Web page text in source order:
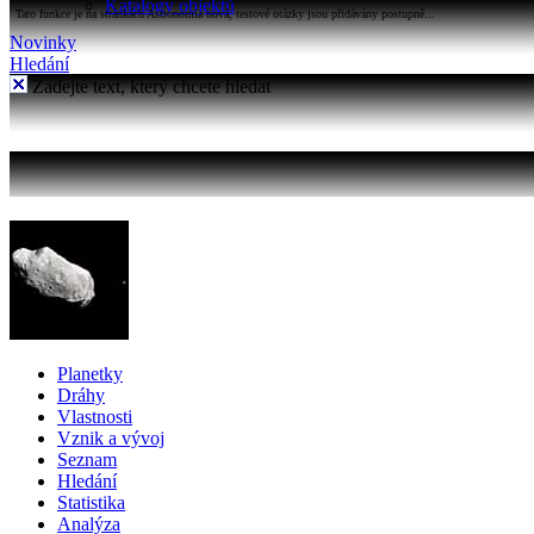
Katalogy objektů
Tato funkce je na stránkách Astronomia nová, testové otázky jsou přidávány postupně...
Novinky
Hledání
Zadejte text, který chcete hledat
Planetky
Dráhy
Vlastnosti
Vznik a vývoj
Seznam
Hledání
Statistika
Analýza